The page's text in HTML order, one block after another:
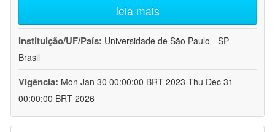
leia mais
Instituição/UF/País: Universidade de São Paulo - SP -
Brasil
Vigência: Mon Jan 30 00:00:00 BRT 2023-Thu Dec 31
00:00:00 BRT 2026